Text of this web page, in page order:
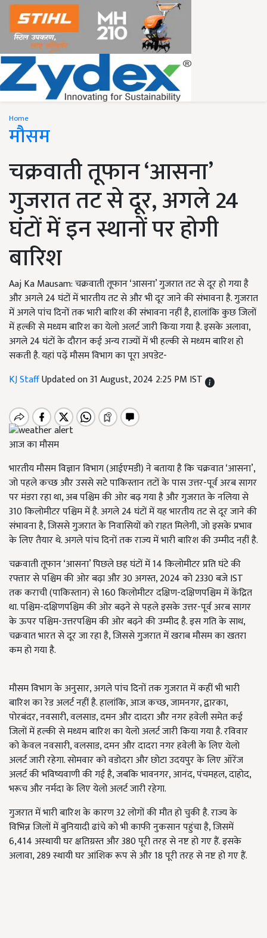
Home
मौसम
चक्रवाती तूफान ‘आसना’
गुजरात तट से दूर, अगले 24
घंटों में इन स्थानों पर होगी
बारिश
Aaj Ka Mausam: चक्रवाती तूफान ‘आसना’ गुजरात तट से दूर हो गया है
और अगले 24 घंटों में भारतीय तट से और भी दूर जाने की संभावना है. गुजरात
में अगले पांच दिनों तक भारी बारिश की संभावना नहीं है, हालांकि कुछ जिलों
में हल्की से मध्यम बारिश का येलो अलर्ट जारी किया गया है. इसके अलावा,
अगले 24 घंटों के दौरान कई अन्य राज्यों में भी हल्की से मध्यम बारिश हो
सकती है. यहां पढ़ें मौसम विभाग का पूरा अपडेट-
KJ StaffUpdated on 31 August, 2024 2:25 PM IST
आज का मौसम
भारतीय मौसम विज्ञान विभाग (आईएमडी) ने बताया है कि चक्रवात ‘आसना’,
जो पहले कच्छ और उससे सटे पाकिस्तान तटों के पास उत्तर-पूर्व अरब सागर
पर मंडरा रहा था, अब पश्चिम की ओर बढ़ गया है और गुजरात के नलिया से
310 किलोमीटर पश्चिम में है. अगले 24 घंटों में यह भारतीय तट से दूर जाने की
संभावना है, जिससे गुजरात के निवासियों को राहत मिलेगी, जो इसके प्रभाव
के लिए तैयार थे. अगले पांच दिनों तक राज्य में भारी बारिश की उम्मीद नहीं है.
चक्रवाती तूफान ‘आसना’ पिछले छह घंटों में 14 किलोमीटर प्रति घंटे की
रफ्तार से पश्चिम की ओर बढ़ा और 30 अगस्त, 2024 को 2330 बजे IST
तक कराची (पाकिस्तान) से 160 किलोमीटर दक्षिण-दक्षिणपश्चिम में केंद्रित
था. पश्चिम-दक्षिणपश्चिम की ओर बढ़ने से पहले इसके उत्तर-पूर्व अरब सागर
के ऊपर पश्चिम-उत्तरपश्चिम की ओर बढ़ने की उम्मीद है. इस गति के साथ,
चक्रवात भारत से दूर जा रहा है, जिससे गुजरात में खराब मौसम का खतरा
कम हो गया है.
मौसम विभाग के अनुसार, अगले पांच दिनों तक गुजरात में कहीं भी भारी
बारिश का रेड अलर्ट नहीं है. हालांकि, आज कच्छ, जामनगर, द्वारका,
पोरबंदर, नवसारी, वलसाड, दमन और दादरा और नगर हवेली समेत कई
जिलों में हल्की से मध्यम बारिश का येलो अलर्ट जारी किया गया है. रविवार
को केवल नवसारी, वलसाड, दमन और दादरा नगर हवेली के लिए येलो
अलर्ट जारी रहेगा. सोमवार को वडोदरा और छोटा उदयपुर के लिए ऑरेंज
अलर्ट की भविष्यवाणी की गई है, जबकि भावनगर, आनंद, पंचमहल, दाहोद,
भरूच और नर्मदा के लिए येलो अलर्ट जारी रहेगा.
गुजरात में भारी बारिश के कारण 32 लोगों की मौत हो चुकी है. राज्य के
विभिन्न जिलों में बुनियादी ढांचे को भी काफी नुकसान पहुंचा है, जिसमें
6,414 अस्थायी घर क्षतिग्रस्त और 380 पूरी तरह से नष्ट हो गए हैं. इसके
अलावा, 289 स्थायी घर आंशिक रूप से और 18 पूरी तरह से नष्ट हो गए हैं.